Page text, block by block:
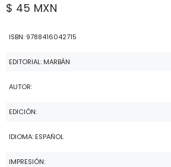
$ 45 MXN
ISBN: 9788416042715
EDITORIAL: MARBÁN
AUTOR:
EDICIÓN:
IDIOMA: ESPAÑOL
IMPRESIÓN: